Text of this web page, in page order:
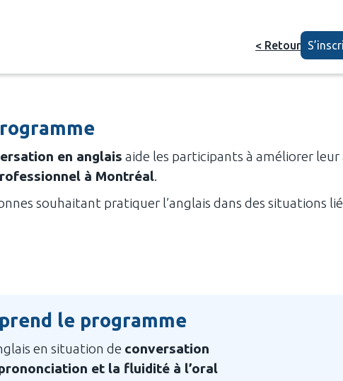
< Retour
en anglais aide les participants à améliorer
à Montréal.
souhaitant pratiquer l’anglais dans des situations
le programme
en situation de conversation
et la fluidité à l’oral